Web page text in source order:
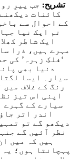
تشریح: جب پیرِ
کائنات
کے احوال سے
تم ایک نیا
ایک شاطر
مہرے ہیں، ذرا
‘فلکِ زہرہ’ کی
دنیا بھی
سیارہ ایسا
رنگ کے غلاف
اپنی اس تیز
سیارے کے گہرے
اندر اتر
دیکھو گے تو
نظر آئیں گے
ہیں کہ میں
پہچانتا ہوں؛